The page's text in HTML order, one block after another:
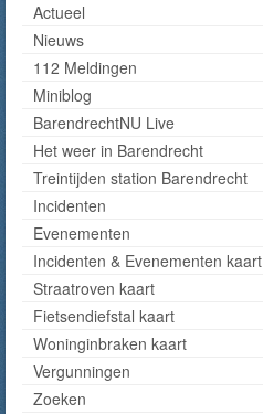
Actueel
Nieuws
112 Meldingen
Miniblog
BarendrechtNU Live
Het weer in Barendrecht
Treintijden station Barendrecht
Incidenten
Evenementen
Incidenten & Evenementen kaart
Straatroven kaart
Fietsendiefstal kaart
Woninginbraken kaart
Vergunningen
Zoeken